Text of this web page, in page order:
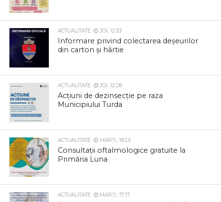
ACTUALITATE JOI, 12:33
Informare privind colectarea deșeurilor
din carton și hârtie
ACTUALITATE JOI, 12:28
Acțiuni de dezinsecție pe raza
Municipiului Turda
ACTUALITATE MARȚI, 18:25
Consultații oftalmologice gratuite la
Primăria Luna
ACTUALITATE MARȚI, 17:17